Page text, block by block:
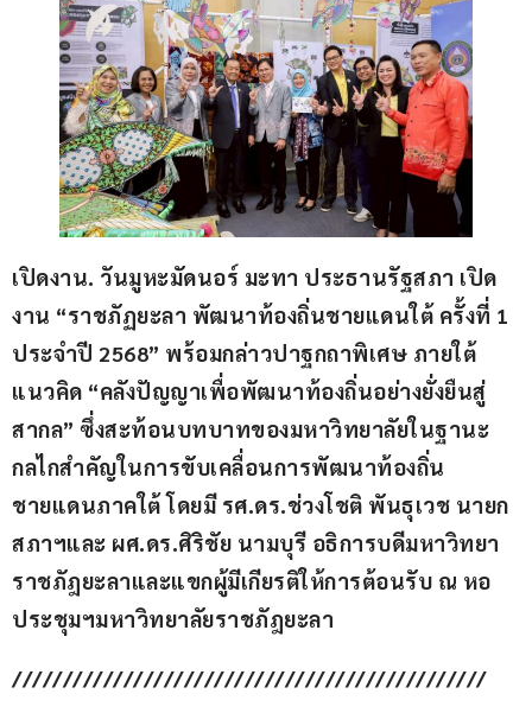
เปิดงาน. วันมูหะมัดนอร์ มะทา ประธานรัฐสภา เปิด
งาน “ราชภัฏยะลา พัฒนาท้องถิ่นชายแดนใต้ ครั้งที่ 1
ประจำปี 2568” พร้อมกล่าวปาฐกถาพิเศษ ภายใต้
แนวคิด “คลังปัญญาเพื่อพัฒนาท้องถิ่นอย่างยั่งยืนสู่
สากล” ซึ่งสะท้อนบทบาทของมหาวิทยาลัยในฐานะ
กลไกสำคัญในการขับเคลื่อนการพัฒนาท้องถิ่น
ชายแดนภาคใต้ โดยมี รศ.ดร.ช่วงโชติ พันธุเวช นายก
สภาฯและ ผศ.ดร.ศิริชัย นามบุรี อธิการบดีมหาวิทยา
ราชภัฎยะลาและแขกผู้มีเกียรติให้การต้อนรับ ณ หอ
ประชุมฯมหาวิทยาลัยราชภัฎยะลา
///////////////////////////////////////////////